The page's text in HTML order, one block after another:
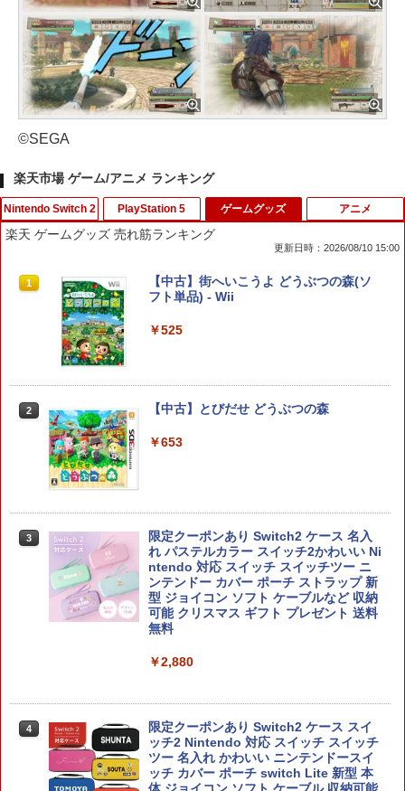
©SEGA
楽天市場 ゲーム/アニメ ランキング
Nintendo Switch 2
1
●【中古】【Switch2】 信長の野望・新
生 with パワーアップキット Complete
2
【ダイヤ・プラチナ会員様限定！エント
Nintendo Switch 2 Proコントローラー
【顧客満足度98.3%】 Switch2 ケース
大容量 Switch2/Switch通常モデル/Swit
ch lite/Switch 有機ELモテルに対応 収納
バッグ 防水 防塵 耐衝撃 持ち運び便利 ポ
ーチ スタンド/コントローラー/カード/ド
ックなど収納可能 カバー 収納ボックス
￥2,880
4 Joy-Con 2 充電グリップ
￥3,876
PlayStation 5
1
【特典】MARVEL Tōkon: Fighting So
uls(【早期購入封入特典】ロビーのアイ
2
【特典】トゥームレイダー：レガシー・
典】コスチューム「ララ・クロフト・サ
【特典】キャプテン翼2 WORLD FIGHT
ERS PS5版(【早期購入封入特典】DLC
+【前作購入者特典】ユニフォーム、ボ
ールカスタマイズ)
￥7,199
4
カプコン 鬼武者 Way of the Sword【PS
￥7,630
ゲームグッズ
楽天 ゲームグッズ 売れ筋ランキング
更新日時：2026/08/10 15:00
1
【中古】街へいこうよ どうぶつの森(ソ
フト単品) - Wii
￥525
2 【中古】とびだせ どうぶつの森
￥653
3
限定クーポンあり Switch2 ケース 名入
れ パステルカラー スイッチ2かわいい Ni
ntendo 対応 スイッチ スイッチツー ニ
ンテンドー カバー ポーチ ストラップ 新
型 ジョイコン ソフト ケーブルなど 収納
可能 クリスマス ギフト プレゼント 送料
無料
￥2,880
4
限定クーポンあり Switch2 ケース スイ
ッチ2 Nintendo 対応 スイッチ スイッチ
ツー 名入れ かわいい ニンテンドースイ
ッチ カバー ポーチ switch Lite 新型 本
アニメ